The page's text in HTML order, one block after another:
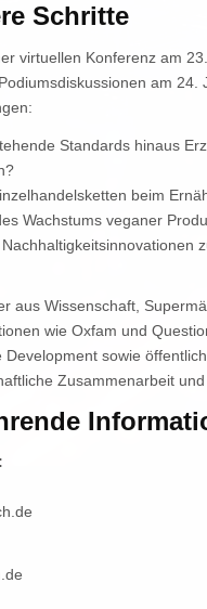
Schritte
virtuellen Konferenz am
am 24.
Standards hinaus
beim
Wachstums veganer
aus Wissenschaft,
wie Oxfam und
sowie
Zusammenarbeit und